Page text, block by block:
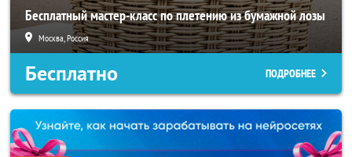
Бесплатный мастер-класс по плетению из бумажной лозы
Москва, Россия
Бесплатно ПОДРОБНЕЕ